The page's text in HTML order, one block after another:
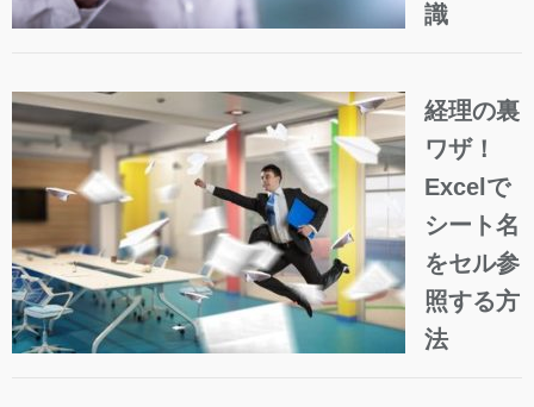
識
経理の裏
ワザ！
Excelで
シート名
をセル参
照する方
法